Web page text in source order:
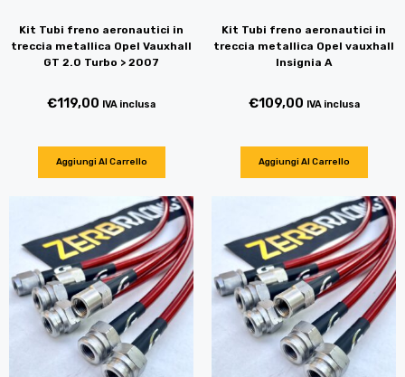
Kit Tubi freno aeronautici in
treccia metallica Opel Vauxhall
GT 2.0 Turbo > 2007
€119,00 IVA inclusa
Aggiungi Al Carrello
Kit Tubi freno aeronautici in
treccia metallica Opel vauxhall
Insignia A
€109,00 IVA inclusa
Aggiungi Al Carrello